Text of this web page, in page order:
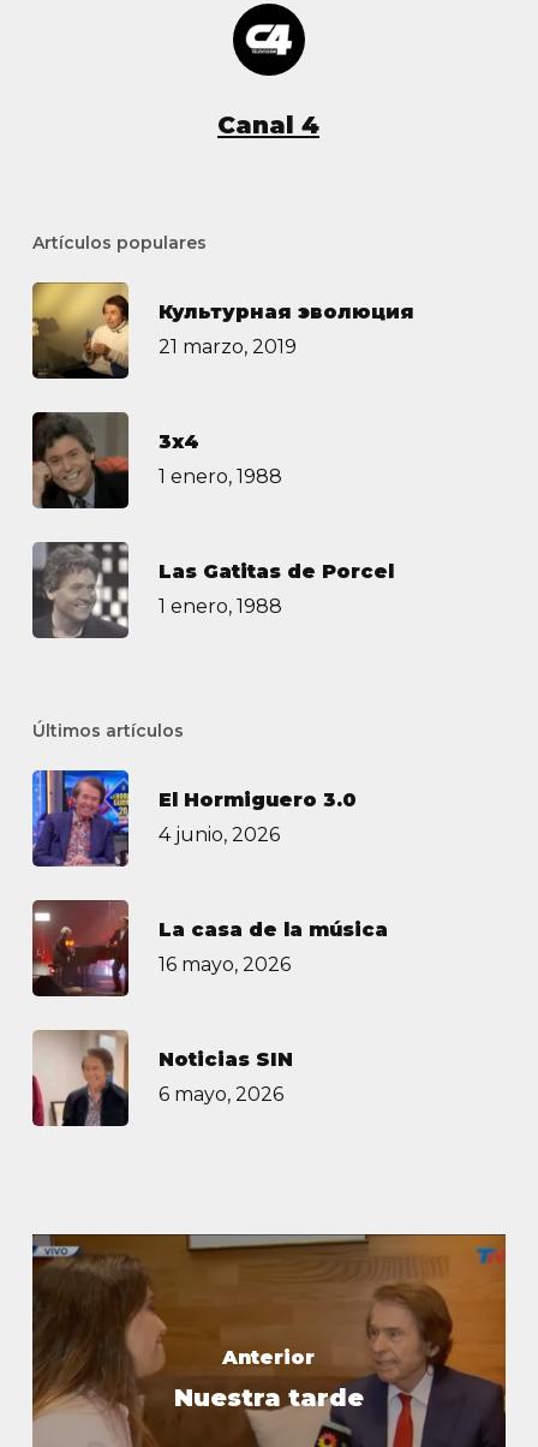
Canal 4
Artículos populares
Культурная эволюция
21 marzo, 2019
3х4
1 enero, 1988
Las Gatitas de Porcel
1 enero, 1988
Últimos artículos
El Hormiguero 3.0
4 junio, 2026
La casa de la música
16 mayo, 2026
Noticias SIN
6 mayo, 2026
Anterior
Nuestra tarde